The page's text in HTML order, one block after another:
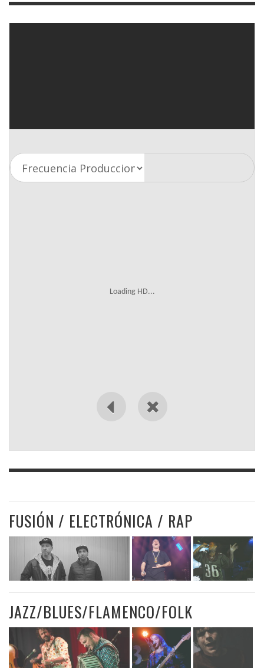
Loading HD...
FUSIÓN / ELECTRÓNICA / RAP
JAZZ/BLUES/FLAMENCO/FOLK